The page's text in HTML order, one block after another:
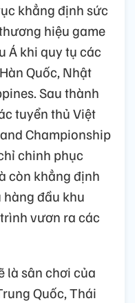
khẳng định sức
hiệu game
Á khi quy tụ các
Quốc, Nhật
Sau thành
tuyển thủ Việt
Championship
chinh phục
còn khẳng định
đầu khu
vươn ra các
là sân chơi của
Quốc, Thái